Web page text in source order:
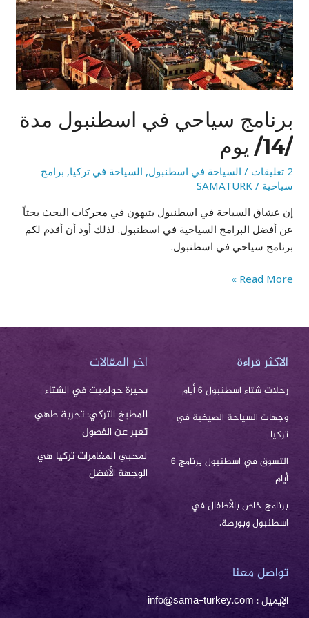
برنامج سياحي في اسطنبول مدة
/14/ يوم
2 تعليقات / السياحة في اسطنبول, السياحة في تركيا, برامج
سياحية /
SAMATURK
إن عشاق السياحة في اسطنبول يتيهون في محركات البحث بحثاً
عن أفضل البرامج السياحية في اسطنبول. لذلك أود أن أقدم لكم
برنامج سياحي في اسطنبول.
/14/
يوم
Read More »
الاكثر قراءة
رحلات شتاء اسطنبول 6 أيام
وجهات السياحة الصيفية في
تركيا
التسوق في اسطنبول برنامج 6
أيام
برنامج خاص بالأطفال في
اسطنبول وبورصة.
اخر المقالات
بحيرة جولميت في الشتاء
المطبخ التركي: تجربة طهي
تعبر عن الفصول
لمحبي المغامرات تركيا هي
الوجهة الأفضل
تواصل معنا
الإيميل : info@sama-turkey.com